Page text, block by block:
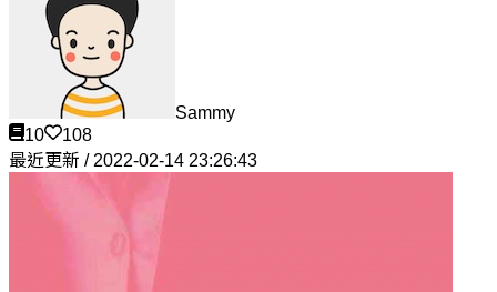
Sammy
10
108
最近更新 / 2022-02-14 23:26:43